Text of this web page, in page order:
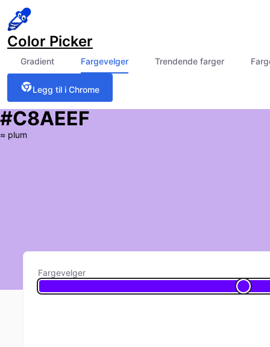
Color Picker
Gradient Fargevelger Trendende farger
Legg til i Chrome
#C8AEEF
≈ plum
Fargevelger